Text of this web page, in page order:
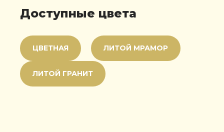
Доступные цвета
ЦВЕТНАЯ ЛИТОЙ МРАМОР
ЛИТОЙ ГРАНИТ